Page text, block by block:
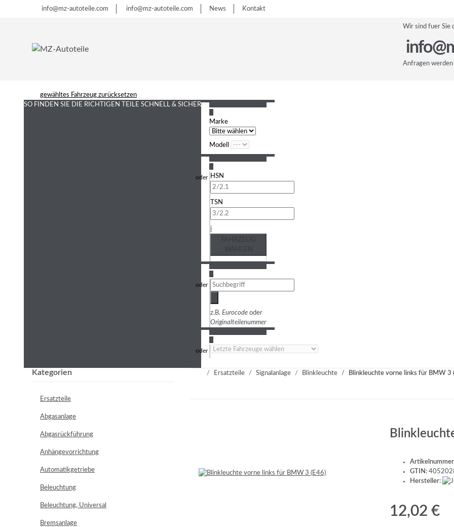
info@mz-autoteile.com info@mz-autoteile.com News Kontakt
Wir sind fuer Sie
Anfragen
gewähltes Fahrzeug zurücksetzen
SO FINDEN SIE DIE RICHTIGEN TEILE SCHNELL & SICHER
Marke
Modell
HSN
TSN
i
z.B. Eurocode oder
Originalteilenummer
Ersatzteile Signalanlage Blinkleuchte Blinkleuchte vorne links für BMW 3
GTIN:
Hersteller:
12,02 €
Kategorien
Ersatzteile
Abgasanlage
Abgasrückführung
Anhängevorrichtung
Automatikgetriebe
Beleuchtung
Beleuchtung, Universal
Bremsanlage